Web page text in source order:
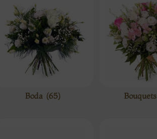
Boda (65) Bouquets